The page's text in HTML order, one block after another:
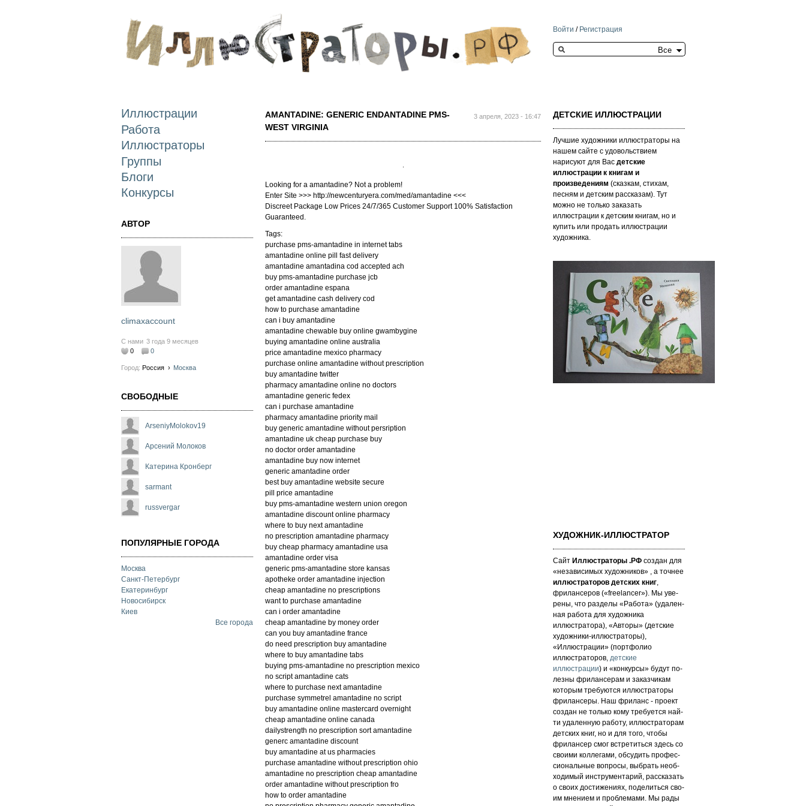
Войти / Регистрация
Search this site
Иллюстрации
Работа
Иллюстраторы
Группы
Блоги
Конкурсы
АВТОР
climaxaccount
С нами 3 года 9 месяцев
0
0
Город: Россия › Москва
СВОБОДНЫЕ
ArseniyMolokov19
Арсений Молоков
Катерина Кронберг
sarmant
russvergar
ПОПУЛЯРНЫЕ ГОРОДА
Москва
Санкт-Петербург
Екатеринбург
Новосибирск
Киев
Все города
3 апреля, 2023 - 16:47
AMANTADINE: GENERIC ENDANTADINE PMS-
WEST VIRGINIA
Looking for a amantadine? Not a problem!
Enter Site >>> http://newcenturyera.com/med/amantadine <<<
Discreet Package Low Prices 24/7/365 Customer Support 100% Satisfaction
Guaranteed.
Tags:
purchase pms-amantadine in internet tabs
amantadine online pill fast delivery
amantadine amantadina cod accepted ach
buy pms-amantadine purchase jcb
order amantadine espana
get amantadine cash delivery cod
how to purchase amantadine
can i buy amantadine
amantadine chewable buy online gwambygine
buying amantadine online australia
price amantadine mexico pharmacy
purchase online amantadine without prescription
buy amantadine twitter
pharmacy amantadine online no doctors
amantadine generic fedex
can i purchase amantadine
pharmacy amantadine priority mail
buy generic amantadine without persription
amantadine uk cheap purchase buy
no doctor order amantadine
amantadine buy now internet
generic amantadine order
best buy amantadine website secure
pill price amantadine
buy pms-amantadine western union oregon
amantadine discount online pharmacy
where to buy next amantadine
no prescription amantadine pharmacy
buy cheap pharmacy amantadine usa
amantadine order visa
generic pms-amantadine store kansas
apotheke order amantadine injection
cheap amantadine no prescriptions
want to purchase amantadine
can i order amantadine
cheap amantadine by money order
can you buy amantadine france
do need prescription buy amantadine
where to buy amantadine tabs
buying pms-amantadine no prescription mexico
no script amantadine cats
where to purchase next amantadine
purchase symmetrel amantadine no script
buy amantadine online mastercard overnight
cheap amantadine online canada
dailystrength no prescription sort amantadine
generc amantadine discount
buy amantadine at us pharmacies
purchase amantadine without prescription ohio
amantadine no prescription cheap amantadine
order amantadine without prescription fro
how to order amantadine
ДЕТСКИЕ ИЛЛЮСТРАЦИИ
Лучшие художники иллюстраторы на
нашем сайте с удовольствием
нарисуют для Вас детские
иллюстрации к книгам и
произведениям (сказкам, стихам,
песням и детским рассказам). Тут
можно не только заказать
иллюстрации к детским книгам, но и
купить или продать иллюстрации
художника.
ХУДОЖНИК-ИЛЛЮСТРАТОР
Сайт Иллюстраторы .РФ создан для
«не­за­ви­си­мых ху­дож­ни­ков» , а точнее
иллюстраторов детских книг,
фрилансеров («fre­elan­cer»). Мы уве­
ре­ны, что раз­де­лы «Работа» (уда­лен­
ная работа для художника
иллюстратора), «Авторы» (детские
художники-иллюстраторы),
«Иллюстрации» (портфолио
иллюстраторов, детские
иллюстрации) и «кон­кур­сы» бу­дут по­
лез­ны фри­лан­се­рам и за­каз­чи­кам
которым требуются иллюстраторы
фрилансеры. Наш фри­ланс - про­ект
соз­дан не толь­ко кому требуется най­
ти уда­лен­ную ра­бо­ту, иллюстраторам
детских книг, но и для то­го, что­бы
фри­лан­сер смог встре­тить­ся здесь со
сво­ими кол­ле­га­ми, об­су­дить про­фес­
си­ональ­ные воп­ро­сы, выб­рать не­об­
хо­ди­мый инс­тру­мен­та­рий, расс­ка­зать
о сво­их дос­ти­же­ни­ях, по­де­лить­ся сво­
им мнением и проб­ле­ма­ми. Мы рады